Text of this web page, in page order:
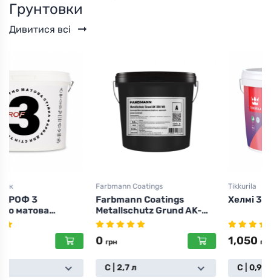
Грунтовки
Дивитися всі
Farbmann Coatings
Farbmann Coatings
Metallschutz Grund AK-
300 WB
Tikkurila
Хелмі 30 | Helmi 30